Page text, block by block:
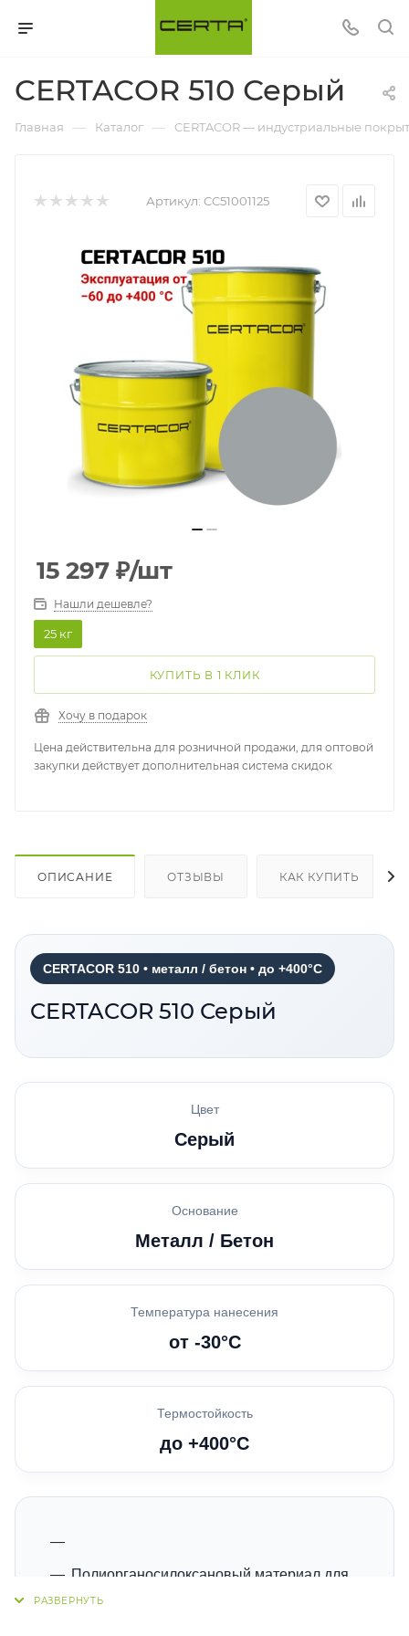
CERTACOR 510 Серый
Главная — Каталог — CERTACOR — индустриальные
Артикул: CC51001125
15 297 ₽/шт
Нашли дешевле?
25 кг
КУПИТЬ В 1 КЛИК
Хочу в подарок
Цена действительна для розничной продажи, для оптовой
закупки действует дополнительная система скидок
ОПИСАНИЕ ОТЗЫВЫ КАК КУПИТЬ
CERTACOR 510 • металл / бетон • до +400°C
CERTACOR 510 Серый
Цвет
Серый
Основание
Металл / Бетон
Температура нанесения
от -30°C
Термостойкость
до +400°C
Полиорганосилоксановый материал для
защиты металлических, железобетонных